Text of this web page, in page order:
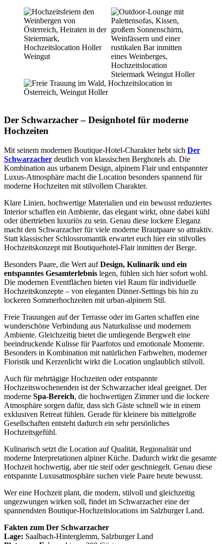
Der Schwarzacher – Designhotel für moderne
Hochzeiten
Mit seinem modernen Boutique-Hotel-Charakter hebt sich Der
Schwarzacher deutlich von klassischen Berghotels ab. Die
Kombination aus urbanem Design, alpinem Flair und entspannter
Luxus-Atmosphäre macht die Location besonders spannend für
moderne Hochzeiten mit stilvollem Charakter.
Klare Linien, hochwertige Materialien und ein bewusst reduziertes
Interior schaffen ein Ambiente, das elegant wirkt, ohne dabei kühl
oder übertrieben luxuriös zu sein. Genau diese lockere Eleganz
macht den Schwarzacher für viele moderne Brautpaare so attraktiv.
Statt klassischer Schlossromantik erwartet euch hier ein stilvolles
Hochzeitskonzept mit Boutiquehotel-Flair inmitten der Berge.
Besonders Paare, die Wert aufDesign, Kulinarik und ein
entspanntes Gesamterlebnis legen, fühlen sich hier sofort wohl.
Die modernen Eventflächen bieten viel Raum für individuelle
Hochzeitskonzepte – von eleganten Dinner-Settings bis hin zu
lockeren Sommerhochzeiten mit urban-alpinem Stil.
Freie Trauungen auf der Terrasse oder im Garten schaffen eine
wunderschöne Verbindung aus Naturkulisse und modernem
Ambiente. Gleichzeitig bietet die umliegende Bergwelt eine
beeindruckende Kulisse für Paarfotos und emotionale Momente.
Besonders in Kombination mit natürlichen Farbwelten, moderner
Floristik und Kerzenlicht wirkt die Location unglaublich stilvoll.
Auch für mehrtägige Hochzeiten oder entspannte
Hochzeitswochenenden ist der Schwarzacher ideal geeignet. Der
moderne Spa-Bereich, die hochwertigen Zimmer und die lockere
Atmosphäre sorgen dafür, dass sich Gäste schnell wie in einem
exklusiven Retreat fühlen. Gerade für kleinere bis mittelgroße
Gesellschaften entsteht dadurch ein sehr persönliches
Hochzeitsgefühl.
Kulinarisch setzt die Location auf Qualität, Regionalität und
moderne Interpretationen alpiner Küche. Dadurch wirkt die gesamte
Hochzeit hochwertig, aber nie steif oder geschniegelt. Genau diese
entspannte Luxusatmosphäre suchen viele Paare heute bewusst.
Wer eine Hochzeit plant, die modern, stilvoll und gleichzeitig
ungezwungen wirken soll, findet im Schwarzacher eine der
spannendsten Boutique-Hochzeitslocations im Salzburger Land.
Fakten zum Der Schwarzacher
Lage: Saalbach-Hinterglemm, Salzburger Land